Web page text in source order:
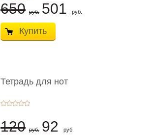
650 руб. 501 руб.
Купить
Тетрадь для нот
120 руб. 92 руб.